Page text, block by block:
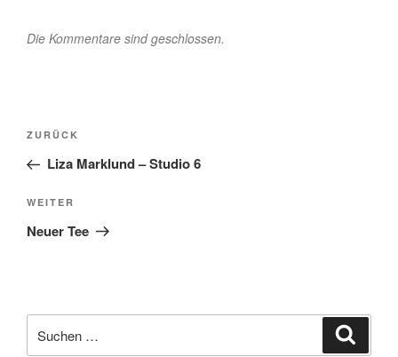
Die Kommentare sind geschlossen.
Beitragsnavigation
Vorheriger
Beitrag
ZURÜCK
Liza Marklund – Studio 6
Nächster
Beitrag
WEITER
Neuer Tee
nach: